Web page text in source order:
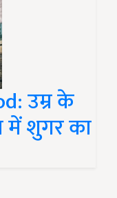
उम्र के
शुगर का